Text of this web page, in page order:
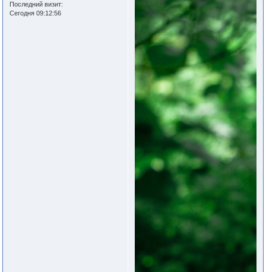
Последний визит:
Сегодня 09:12:56